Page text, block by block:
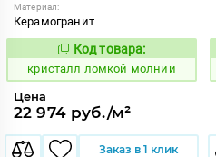
Материал:
Керамогранит
818553
Код товара:
кристалл ломкой молнии
Цена
22 974 руб./м²
Заказ в 1 клик